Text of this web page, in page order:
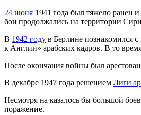
24 июня 1941 года был тяжело ранен
бои продолжались на территории
В 1942 году в Берлине познакомился
к Англии» арабских кадров. В то
После окончания войны был арестован
В декабре 1947 года решением Лиги
Несмотря на казалось бы большой
поражение.